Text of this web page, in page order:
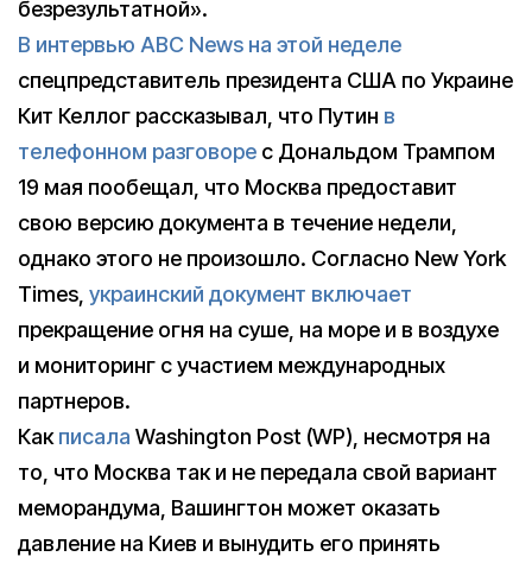
безрезультатной».
В интервью ABC News на этой неделе
спецпредставитель президента США по Украине
Кит Келлог рассказывал, что Путин в
телефонном разговоре с Дональдом Трампом
19 мая пообещал, что Москва предоставит
свою версию документа в течение недели,
однако этого не произошло. Согласно New York
Times, украинский документ включает
прекращение огня на суше, на море и в воздухе
и мониторинг с участием международных
партнеров.
Какписала Washington Post (WP), несмотря на
то, что Москва так и не передала свой вариант
меморандума, Вашингтон может оказать
давление на Киев и вынудить его принять